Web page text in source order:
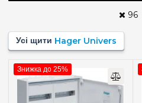
—
Тип монтажу
96
Усі щити Hager Univers
Знижка до 25%